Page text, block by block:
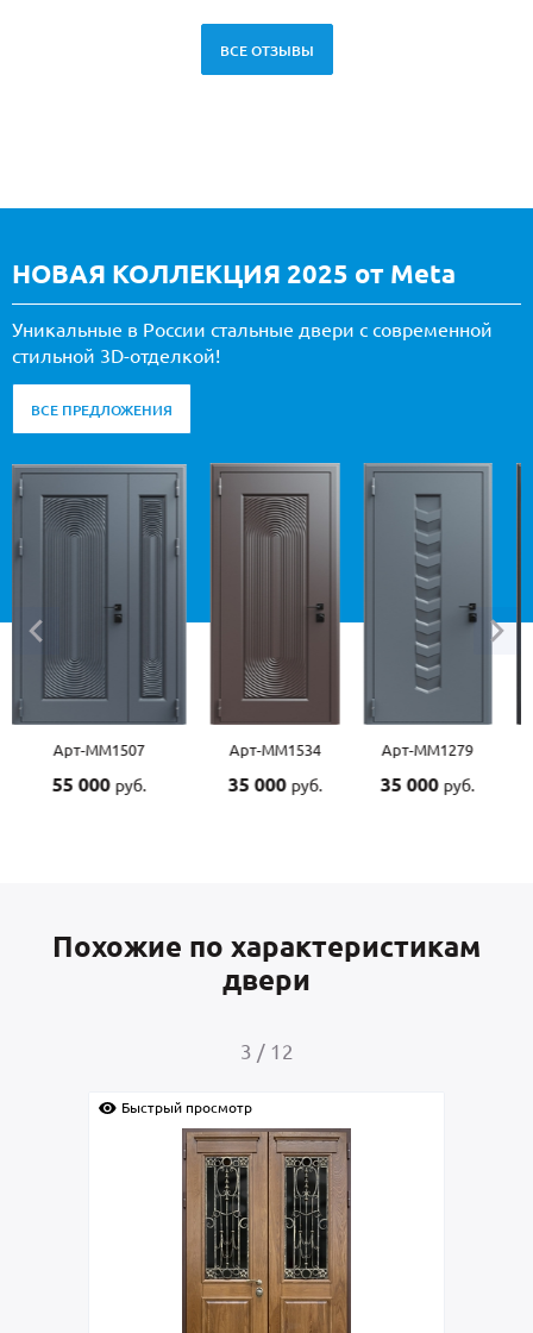
ВСЕ ОТЗЫВЫ
НОВАЯ КОЛЛЕКЦИЯ 2025 от Meta
Уникальные в России стальные двери с современной
стильной 3D-отделкой!
ВСЕ ПРЕДЛОЖЕНИЯ
Арт-ММ1507
55 000 руб.
Арт-ММ1534
35 000 руб.
Арт-ММ1279
35 000 руб.
Похожие по характеристикам
двери
3 / 12
Быстрый просмотр